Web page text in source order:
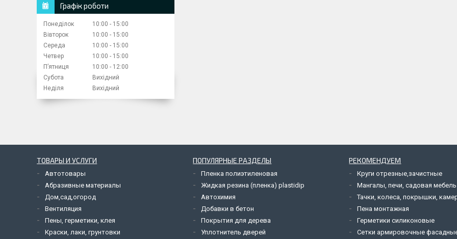
Графік роботи
Понеділок 10:00
15:00
Вівторок
10:00
15:00
Середа
10:00
15:00
Четвер
10:00
15:00
Пʼятниця
10:00
12:00
Субота
Вихідний
Неділя
Вихідний
ТОВАРЫ И УСЛУГИ
Автотовары
Абразивные материалы
Дом,сад,огород
Вентиляция
Пены, герметики, клея
Краски, лаки, грунтовки
ПОПУЛЯРНЫЕ РАЗДЕЛЫ
Пленка полиэтиленовая
Жидкая резина (пленка) plastidip
Автохимия
Добавки в бетон
Покрытия для дерева
Уплотнитель дверей
РЕКОМЕНДУЕМ
Круги отрезные,зачистные
Мангалы, печи, садовая мебель
Тачки, колеса, покрышки,
Пена монтажная
Герметики силиконовые
Сетки армировочные